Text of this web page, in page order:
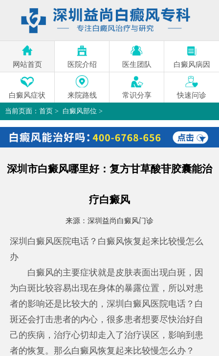
网站首页 医院介绍 医生团队 白癜风病因
白癜风症状 来院路线 常识分享 快速问诊
当前页面： 首页 > 白癜风部位 >
深圳市白癜风哪里好：复方甘草酸苷胶囊能治疗白癜风>
深圳市白癜风哪里好：复方甘草酸苷胶囊能治
疗白癜风
来源： 深圳益尚白癜风门诊
深圳白癜风医院电话？白癜风恢复起来比较慢怎么
办
白癜风的主要症状就是皮肤表面出现白斑，因
为白斑比较容易出现在身体的暴露位置，所以对患
者的影响还是比较大的，深圳白癜风医院电话？白
斑还会打击患者的内心，很多患者想要尽快治好自
己的疾病，治疗心切却走入了治疗误区，影响到患
者的恢复。那么白癜风恢复起来比较慢怎么办？